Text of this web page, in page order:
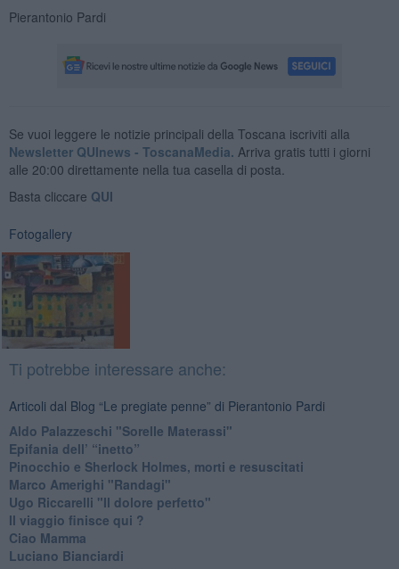
Pierantonio Pardi
Se vuoi leggere le notizie principali della Toscana iscriviti alla
Newsletter QUInews - ToscanaMedia. Arriva gratis tutti i giorni
alle 20:00 direttamente nella tua casella di posta.
Basta cliccare QUI
Fotogallery
Ti potrebbe interessare anche:
Articoli dal Blog “Le pregiate penne” di Pierantonio Pardi
​Aldo Palazzeschi "Sorelle Materassi"
​Epifania dell’ “inetto”
Pinocchio e Sherlock Holmes, morti e resuscitati
​Marco Amerighi "Randagi"
Ugo Riccarelli "Il dolore perfetto"
​Il viaggio finisce qui ?
​Ciao Mamma
​Luciano Bianciardi